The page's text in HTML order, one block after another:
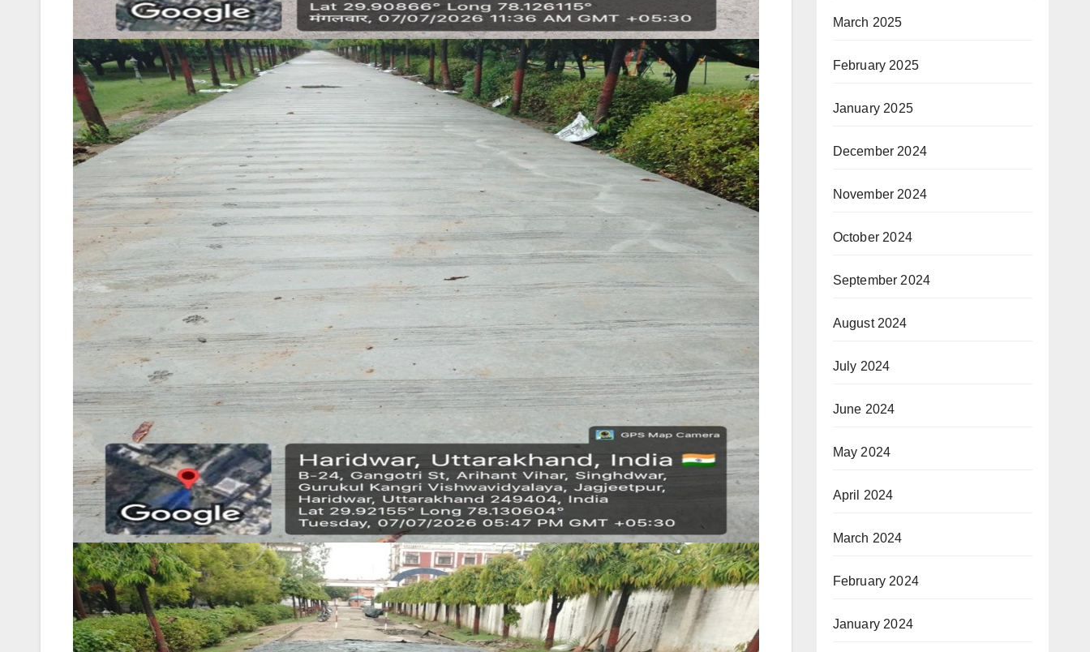
March 2025
February 2025
January 2025
December 2024
November 2024
October 2024
September 2024
August 2024
July 2024
June 2024
May 2024
April 2024
March 2024
February 2024
January 2024